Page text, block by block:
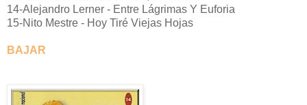
14-Alejandro Lerner - Entre Lágrimas Y Euforia
15-Nito Mestre - Hoy Tiré Viejas Hojas
BAJAR